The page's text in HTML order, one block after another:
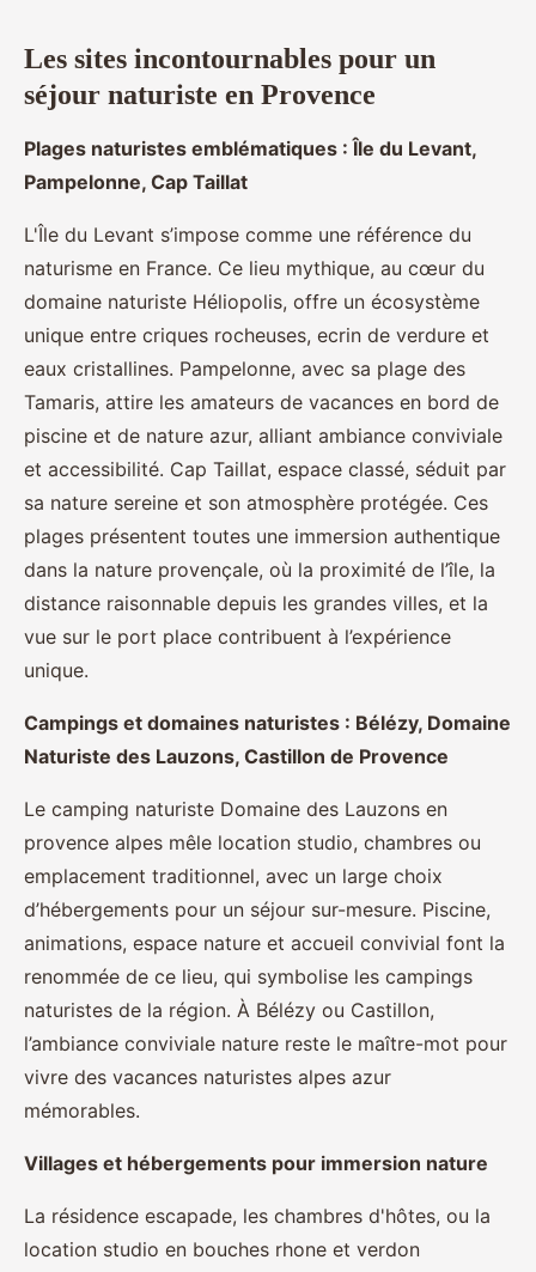
Les sites incontournables pour un
séjour naturiste en Provence
Plages naturistes emblématiques : Île du Levant,
Pampelonne, Cap Taillat
L'Île du Levant s’impose comme une référence du
naturisme en France. Ce lieu mythique, au cœur du
domaine naturiste Héliopolis, offre un écosystème
unique entre criques rocheuses, ecrin de verdure et
eaux cristallines. Pampelonne, avec sa plage des
Tamaris, attire les amateurs de vacances en bord de
piscine et de nature azur, alliant ambiance conviviale
et accessibilité. Cap Taillat, espace classé, séduit par
sa nature sereine et son atmosphère protégée. Ces
plages présentent toutes une immersion authentique
dans la nature provençale, où la proximité de l’île, la
distance raisonnable depuis les grandes villes, et la
vue sur le port place contribuent à l’expérience
unique.
Campings et domaines naturistes : Bélézy, Domaine
Naturiste des Lauzons, Castillon de Provence
Le camping naturiste Domaine des Lauzons en
provence alpes mêle location studio, chambres ou
emplacement traditionnel, avec un large choix
d’hébergements pour un séjour sur-mesure. Piscine,
animations, espace nature et accueil convivial font la
renommée de ce lieu, qui symbolise les campings
naturistes de la région. À Bélézy ou Castillon,
l’ambiance conviviale nature reste le maître-mot pour
vivre des vacances naturistes alpes azur
mémorables.
Villages et hébergements pour immersion nature
La résidence escapade, les chambres d'hôtes, ou la
location studio en bouches rhone et verdon